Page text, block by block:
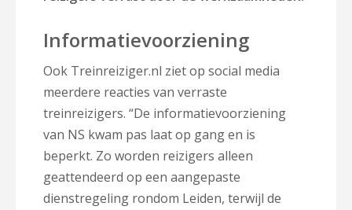
Informatievoorziening
Ook Treinreiziger.nl ziet op social media
meerdere reacties van verraste
treinreizigers. “De informatievoorziening
van NS kwam pas laat op gang en is
beperkt. Zo worden reizigers alleen
geattendeerd op een aangepaste
dienstregeling rondom Leiden, terwijl de